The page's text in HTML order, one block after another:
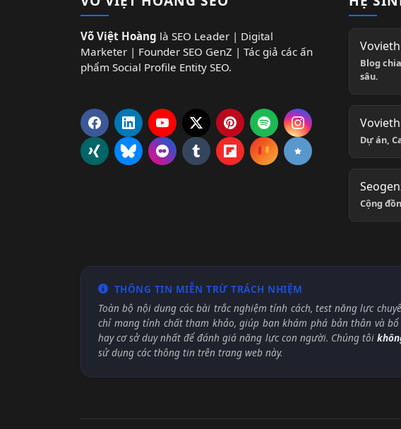
Võ Việt Hoàng là SEO Leader | Digital
Marketer | Founder SEO GenZ | Tác giả các ấn
phẩm Social Profile Entity SEO.
Blog
sâu.
Dự án,
Cộng
THÔNG TIN MIỄN TRỪ TRÁCH NHIỆM
Toàn bộ nội dung các bài trắc nghiệm tính cách, test năng lực
chỉ mang tính chất tham khảo, giúp bạn khám phá bản thân và
hay cơ sở duy nhất để đánh giá năng lực con người. Chúng tôi
sử dụng các thông tin trên trang web này.